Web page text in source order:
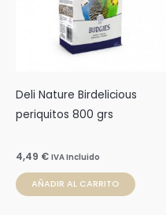
Deli Nature Birdelicious
periquitos 800 grs
4,49 € IVA Incluido
AÑADIR AL CARRITO